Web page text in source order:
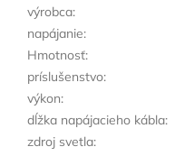
výrobca:
napájanie:
Hmotnosť:
príslušenstvo:
výkon:
dĺžka napájacieho kábla:
zdroj svetla: